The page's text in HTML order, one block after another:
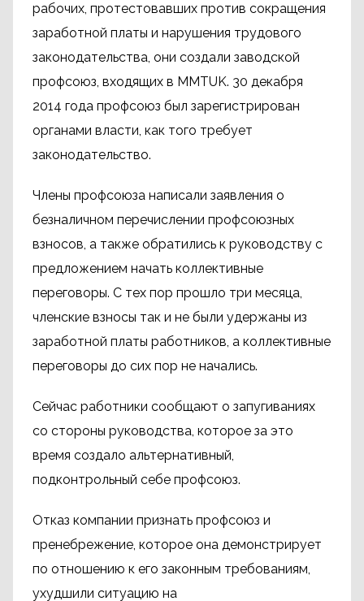
рабочих, протестовавших против сокращения
заработной платы и нарушения трудового
законодательства, они создали заводской
профсоюз, входящих в MMTUK. 30 декабря
2014 года профсоюз был зарегистрирован
органами власти, как того требует
законодательство.
Члены профсоюза написали заявления о
безналичном перечислении профсоюзных
взносов, а также обратились к руководству с
предложением начать коллективные
переговоры. С тех пор прошло три месяца,
членские взносы так и не были удержаны из
заработной платы работников, а коллективные
переговоры до сих пор не начались.
Сейчас работники сообщают о запугиваниях
со стороны руководства, которое за это
время создало альтернативный,
подконтрольный себе профсоюз.
Отказ компании признать профсоюз и
пренебрежение, которое она демонстрирует
по отношению к его законным требованиям,
ухудшили ситуацию на